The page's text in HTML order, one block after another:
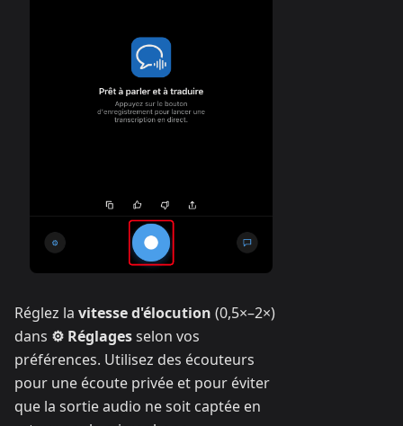
Réglez la vitesse d'élocution (0,5×–2×)
dans ⚙ Réglagesselon vos
préférences. Utilisez des écouteurs
pour une écoute privée et pour éviter
que la sortie audio ne soit captée en